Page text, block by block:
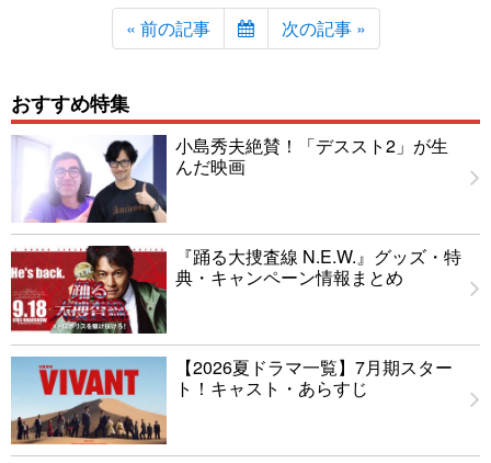
« 前の記事 次の記事 »
おすすめ特集
小島秀夫絶賛！「デススト2」が生
んだ映画
『踊る大捜査線 N.E.W.』グッズ・特
典・キャンペーン情報まとめ
【2026夏ドラマ一覧】7月期スター
ト！キャスト・あらすじ